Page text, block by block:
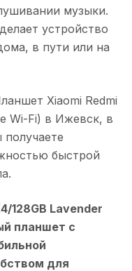
музыки.
устройство
в пути или на
Xiaomi Redmi
Wi-Fi) в Ижевск, в
быстрой
128GB Lavender
планшет с
для